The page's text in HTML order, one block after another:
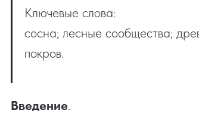
Ключевые слова:
сосна; лесные сообщества;
покров.
Введение.